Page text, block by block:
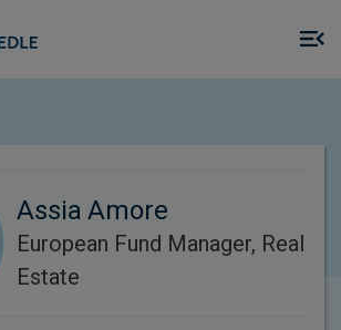
Assia Amore
European Fund Manager, Real
Estate